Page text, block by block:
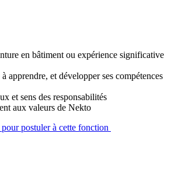
en bâtiment ou expérience significative
apprendre, et développer ses compétences
et sens des responsabilités
aux valeurs de Nekto
postuler à cette fonction